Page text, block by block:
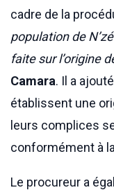
cadre de la
population de
faite sur l’origine
Camara. Il a
établissent une
leurs complices
conformément à
Le procureur a